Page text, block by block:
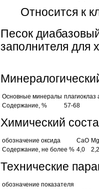
Относится к
Песок
заполнителя для
Основные минералы
Содержание, %
57-68
Химический
обозначение оксида CaO
Содержание, не более % 4,0 2,2
Технические
обозначение показателя